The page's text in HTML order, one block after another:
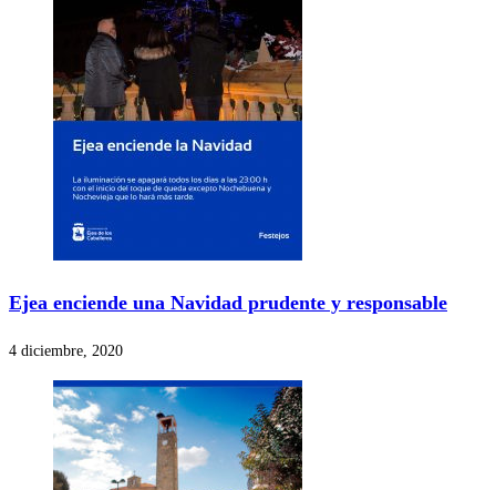
Ejea enciende una Navidad prudente y responsable
4 diciembre, 2020